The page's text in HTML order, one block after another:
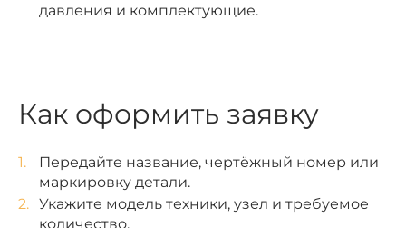
давления и комплектующие.
Как оформить заявку
Передайте название, чертёжный номер или
маркировку детали.
Укажите модель техники, узел и требуемое
количество.